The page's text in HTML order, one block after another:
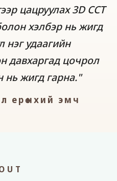
цацруулах 3D CCT
хэлбэр нь жигд
нэг удаагийн
давхаргад цочрол
нь жигд гарна."
ерөнхий эмч